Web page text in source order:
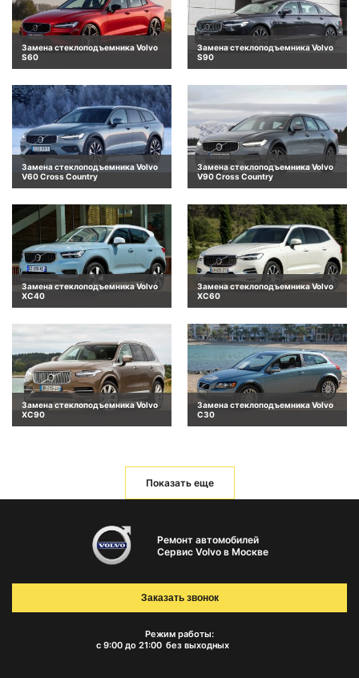
Замена стеклоподъемника Volvo
S60
Замена стеклоподъемника Volvo
S90
Замена стеклоподъемника Volvo
V60 Cross Country
Замена стеклоподъемника Volvo
V90 Cross Country
Замена стеклоподъемника Volvo
XC40
Замена стеклоподъемника Volvo
XC60
Замена стеклоподъемника Volvo
XC90
Замена стеклоподъемника Volvo
C30
Показать еще
Ремонт автомобилей
Сервис Volvo в Москве
Режим работы:
с 9:00 до 21:00 без выходных
Заказать звонок